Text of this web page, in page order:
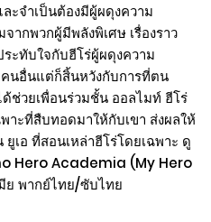
ะจำเป็นต้องมีผู้ผดุงความ
ากพวกผู้มีพลังพิเศษ เรื่องราว
ะทับใจกับฮีโร่ผู้ผดุงความ
นอื่นแต่ก็สิ้นหวังกับการที่ตน
ช่วยเพื่อนร่วมชั้น ออลไมท์ ฮีโร่
าะที่สืบทอดมาให้กับเขา ส่งผลให้
ยูเอ ที่สอนเหล่าฮีโร่โดยเฉพาะ ดู
Hero Academia (My Hero
ย พากย์ไทย/ซับไทย